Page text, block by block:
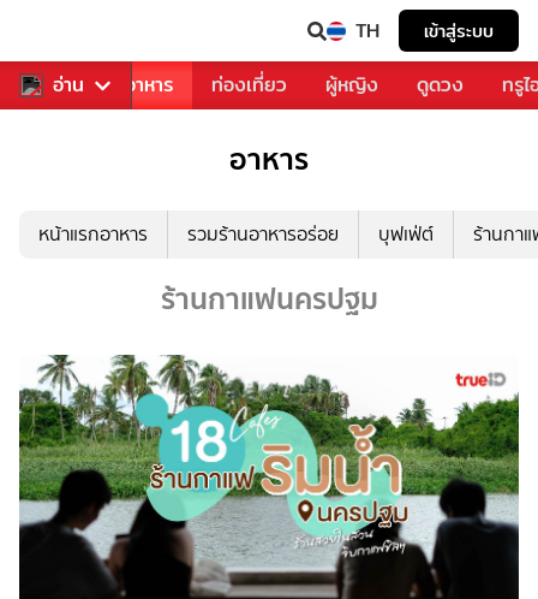
TH เข้าสู่ระบบ
อ่าน
การเพลง อาหาร ท่องเที่ยว ผู้หญิง ดูดวง ทรู
อาหาร
หน้าแรกอาหาร รวมร้านอาหารอร่อย บุฟเฟ่ต์ ร้านกา
ร้านกาแฟนครปฐม